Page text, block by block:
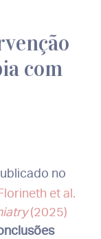
com
no
et al.
(2025)